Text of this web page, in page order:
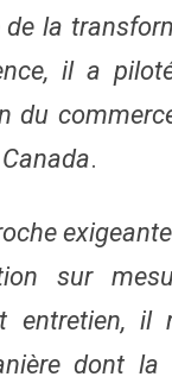
la
il a
du
.
sur
entretien,
dont la